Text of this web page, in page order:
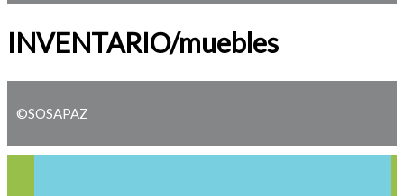
INVENTARIO/muebles
©SOSAPAZ